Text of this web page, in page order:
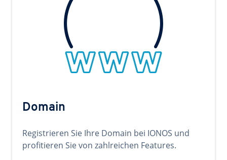
Domain
Registrieren Sie Ihre Domain bei IONOS und
profitieren Sie von zahlreichen Features.